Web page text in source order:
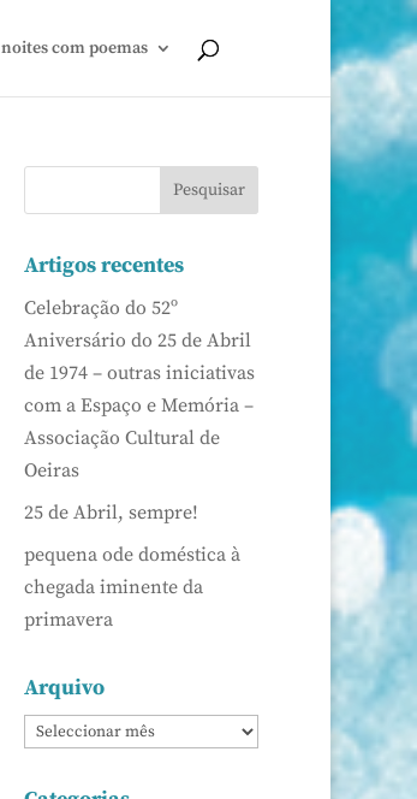
noites com poemas
Artigos recentes
Celebração do 52º
Aniversário do 25 de Abril
de 1974 – outras iniciativas
com a Espaço e Memória –
Associação Cultural de
Oeiras
25 de Abril, sempre!
pequena ode doméstica à
chegada iminente da
primavera
Arquivo